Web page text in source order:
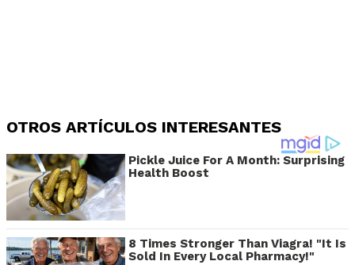
OTROS ARTÍCULOS INTERESANTES
Pickle Juice For A Month: Surprising
Health Boost
8 Times Stronger Than Viagra! "It Is
Sold In Every Local Pharmacy!"